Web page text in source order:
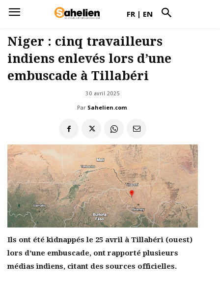
FR | EN
Niger : cinq travailleurs
indiens enlevés lors d’une
embuscade à Tillabéri
30 avril 2025
Par Sahelien.com
Ils ont été kidnappés le 25 avril à Tillabéri (ouest)
lors d’une embuscade, ont rapporté plusieurs
médias indiens, citant des sources officielles.